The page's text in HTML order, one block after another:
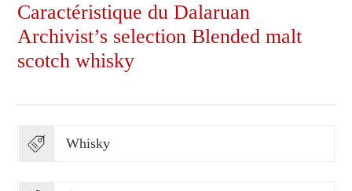
Caractéristique du Dalaruan
Archivist’s selection Blended malt
scotch whisky
Whisky